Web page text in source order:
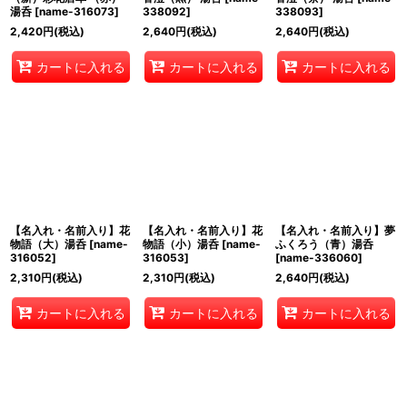
湯呑 [name-316073]
2,420円(税込)
カートに入れる
338092]
2,640円(税込)
カートに入れる
338093]
2,640円(税込)
カートに入れる
【名入れ・名前入り】花
物語（大）湯呑 [name-
316052]
2,310円(税込)
カートに入れる
【名入れ・名前入り】花
物語（小）湯呑 [name-
316053]
2,310円(税込)
カートに入れる
【名入れ・名前入り】夢
ふくろう（青）湯呑
[name-336060]
2,640円(税込)
カートに入れる